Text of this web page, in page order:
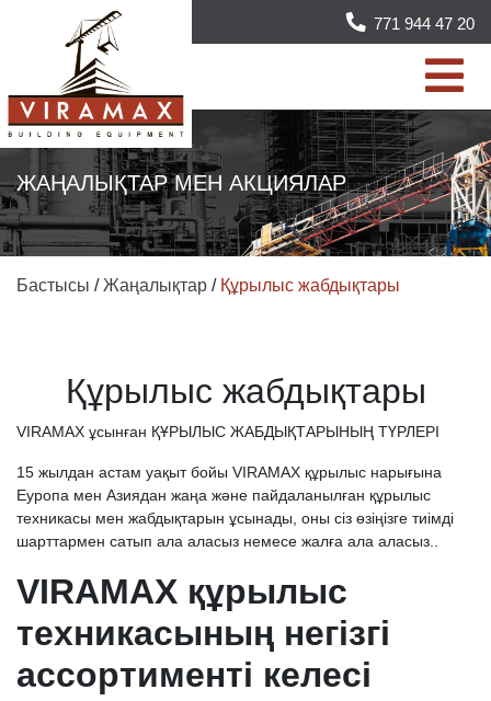
771 944 47 20
ЖАҢАЛЫҚТАР МЕН АКЦИЯЛАР
Бастысы / Жаңалықтар / Құрылыс жабдықтары
Құрылыс жабдықтары
VIRAMAX ұсынған ҚҰРЫЛЫС ЖАБДЫҚТАРЫНЫҢ ТҮРЛЕРІ
15 жылдан астам уақыт бойы VIRAMAX құрылыс нарығына
Еуропа мен Азиядан жаңа және пайдаланылған құрылыс
техникасы мен жабдықтарын ұсынады, оны сіз өзіңізге тиімді
шарттармен сатып ала аласыз немесе жалға ала аласыз..
VIRAMAX құрылыс
техникасының негізгі
ассортименті келесі